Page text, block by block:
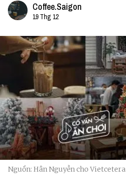
Coffee.Saigon
19 Thg 12
Nguồn: Hân Nguyễn cho Vietcetera